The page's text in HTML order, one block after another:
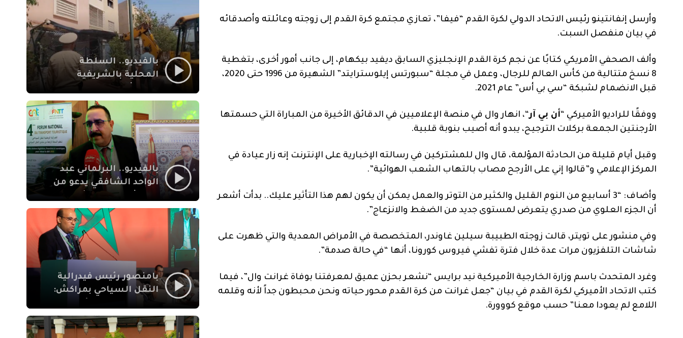
وأرسل إنفانتينو رئيس الاتحاد الدولي لكرة القدم “فيفا”، تعازي مجتمع كرة القدم إلى زوجته وعائلته وأصدقائه
في بيان منفصل السبت.
وألف الصحفي الأمريكي كتابًا عن نجم كرة القدم الإنجليزي السابق ديفيد بيكهام، إلى جانب أمور أخرى، بتغطية
8 نسخ متتالية من كأس العالم للرجال، وعمل في مجلة “سبورتس إيلوسترايتد” الشهيرة من 1996 حتى 2020،
قبل الانضمام لشبكة “سي بي أس” عام 2021.
ووفقًا للراديو الأميركي “أن بي آر“، انهار وال في منصة الإعلاميين في الدقائق الأخيرة من المباراة التي حسمتها
الأرجنتين الجمعة بركلات الترجيح، يبدو أنه أصيب بنوبة قلبية.
وقبل أيام قليلة من الحادثة المؤلمة، قال وال للمشتركين في رسالته الإخبارية على الإنترنت إنه زار عيادة في
المركز الإعلامي و”قالوا إني على الأرجح مصاب بالتهاب الشعب الهوائية”.
وأضاف: “3 أسابيع من النوم القليل والكثير من التوتر والعمل يمكن أن يكون لهم هذا التأثير عليك.. بدأت أشعر
أن الجزء العلوي من صدري يتعرض لمستوى جديد من الضغط والانزعاج”.
وفي منشور على تويتر، قالت زوجته الطبيبة سيلين غاوندر، المتخصصة في الأمراض المعدية والتي ظهرت على
شاشات التلفزيون مرات عدة خلال فترة تفشي فيروس كورونا، أنها “في حالة صدمة”.
وغرد المتحدث باسم وزارة الخارجية الأميركية نيد برايس “نشعر بحزن عميق لمعرفتنا بوفاة غرانت وال”، فيما
كتب الاتحاد الأميركي لكرة القدم في بيان “جعل غرانت من كرة القدم محور حياته ونحن محبطون جداً لأنه وقلمه
اللامع لم يعودا معنا” حسب موقع كووورة.
يوسف بن علي مراكش
بالفيديو.. السلطة
المحلية بالشريفية
بنايات غير قانونية بإقامة
الإيمان
بالفيديو.. البرلماني عبد
الواحد الشافقي يدعو من
النقل السياحي لمواكبة
بامنصور رئيس فيدرالية
النقل السياحي بمراكش:
والاصلاح التشريعي
ركيزتان أساسيتان لكسب